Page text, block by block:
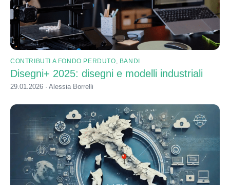
CONTRIBUTI A FONDO PERDUTO, BANDI
Disegni+ 2025: disegni e modelli industriali
29.01.2026 · Alessia Borrelli